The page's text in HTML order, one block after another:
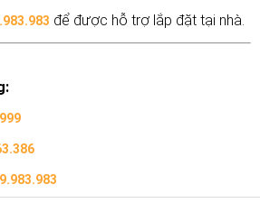
để được hỗ trợ lắp đặt tại nhà.